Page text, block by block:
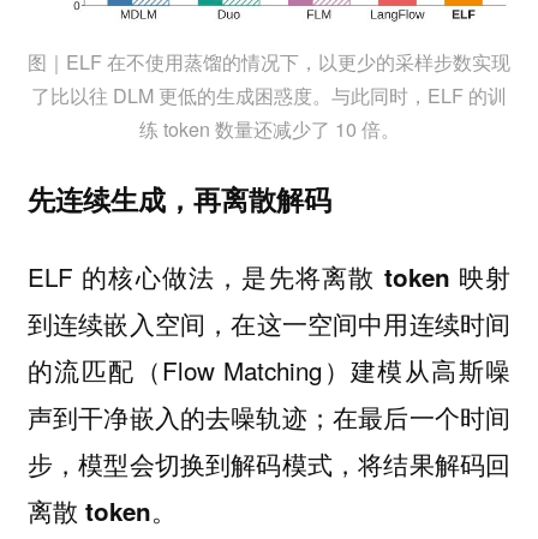
图｜ELF 在不使用蒸馏的情况下，以更少的采样步数实现
了比以往 DLM 更低的生成困惑度。与此同时，ELF 的训
练 token 数量还减少了 10 倍。
先连续生成，再离散解码
ELF 的核心做法，是先将离散 token 映射
到连续嵌入空间 ，在这一空间中用连续时间
的流匹配（Flow Matching）建模从高斯噪
声到干净嵌入的去噪轨迹；在最后一个时间
步，模型会切换到解码模式，将结果解码回
离散 token。